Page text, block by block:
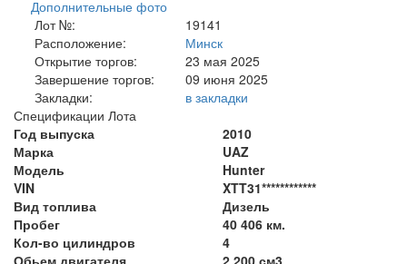
Дополнительные фото
Лот №:
19141
Расположение:
Минск
Открытие торгов:
23 мая 2025
Завершение торгов:
09 июня 2025
Закладки:
в закладки
Спецификации Лота
Год выпуска
2010
Марка
UAZ
Модель
Hunter
VIN
XTT31************
Вид топлива
Дизель
Пробег
40 406 км.
Кол-во цилиндров
4
Обьем двигателя
2 200 см3